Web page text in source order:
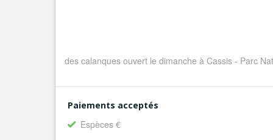
des calanques ouvert le dimanche à Cassis - Parc
Paiements acceptés
Espèces €